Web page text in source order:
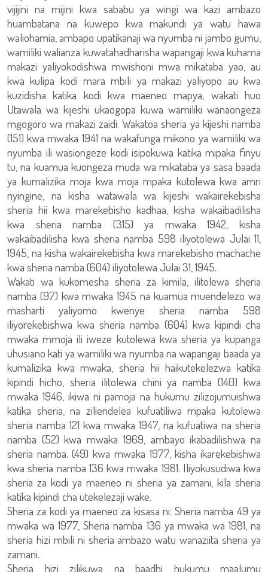
vijijini na mijini kwa sababu ya wingi wa kazi ambazo
huambatana na kuwepo kwa makundi ya watu hawa
waliohamia, ambapo upatikanaji wa nyumba ni jambo gumu,
wamiliki walianza kuwatahadharisha wapangaji kwa kuhama
makazi yaliyokodishwa mwishoni mwa mikataba yao, au
kwa kulipa kodi mara mbili ya makazi yaliyopo au kwa
kuzidisha katika kodi kwa maeneo mapya, wakati huo
Utawala wa kijeshi ukaogopa kuwa wamiliki wanaongeza
mgogoro wa makazi zaidi. Wakatoa sheria ya kijeshi namba
(151) kwa mwaka 1941 na wakafunga mikono ya wamiliki wa
nyumba ili wasiongeze kodi isipokuwa katika mipaka finyu
tu, na kuamua kuongeza muda wa mikataba ya sasa baada
ya kumalizika moja kwa moja mpaka kutolewa kwa amri
nyingine, na kisha watawala wa kijeshi wakairekebisha
sheria hii kwa marekebisho kadhaa, kisha wakaibadilisha
kwa sheria namba (315) ya mwaka 1942, kisha
wakaibadilisha kwa sheria namba 598 iliyotolewa Julai 11,
1945, na kisha wakairekebisha kwa marekebisho machache
kwa sheria namba (604) iliyotolewa Julai 31, 1945.
Wakati wa kukomesha sheria za kimila, ilitolewa sheria
namba (97) kwa mwaka 1945 na kuamua muendelezo wa
masharti yaliyomo kwenye sheria namba 598
iliyorekebishwa kwa sheria namba (604) kwa kipindi cha
mwaka mmoja ili iweze kutolewa kwa sheria ya kupanga
uhusiano kati ya wamiliki wa nyumba na wapangaji baada ya
kumalizika kwa mwaka, sheria hii haikutekelezwa katika
kipindi hicho, sheria ilitolewa chini ya namba (140) kwa
mwaka 1946, ikiwa ni pamoja na hukumu zilizojumuishwa
katika sheria, na ziliendelea kufuatiliwa mpaka kutolewa
sheria namba 121 kwa mwaka 1947, na kufuatiwa na sheria
namba (52) kwa mwaka 1969, ambayo ikabadilishwa na
sheria namba. (49) kwa mwaka 1977, kisha ikarekebishwa
kwa sheria namba 136 kwa mwaka 1981. Iliyokusudiwa kwa
sheria za kodi ya maeneo ni sheria ya zamani, kila sheria
katika kipindi cha utekelezaji wake.
Sheria za kodi ya maeneo za kisasa ni: Sheria namba 49 ya
mwaka wa 1977, Sheria namba 136 ya mwaka wa 1981, na
sheria hizi mbili ni sheria ambazo watu wanaziita sheria ya
zamani.
Sheria hizi zilikuwa na baadhi hukumu maalumu